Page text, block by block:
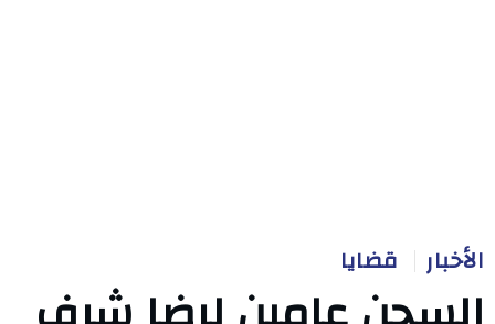
الأخبار قضايا